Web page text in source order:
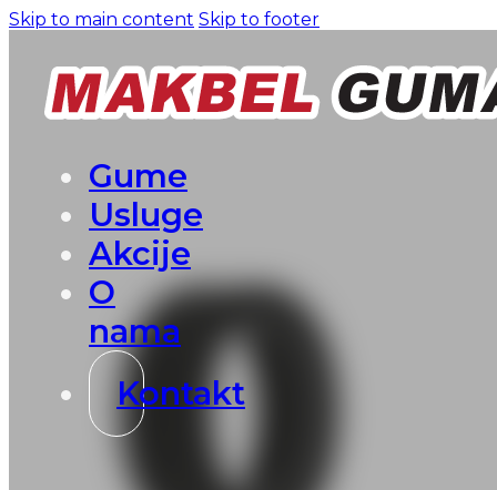
Skip to main content Skip to footer
Gume
Usluge
Akcije
O
nama
Kontakt